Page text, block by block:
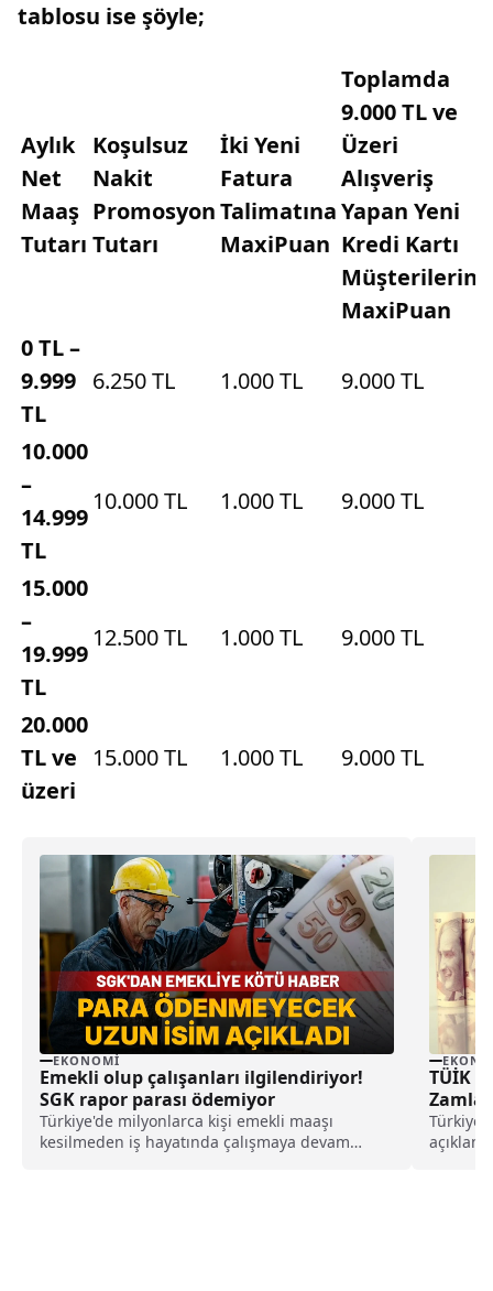
tablosu ise şöyle;
Aylık
Net
Maaş
Tutarı
Koşulsuz
Nakit
Promosyon
Tutarı
İki Yeni
Fatura
Talimatına
MaxiPuan
Toplamda
9.000 TL ve
Üzeri
Alışveriş
Yapan Yeni
Kredi Kartı
Müşterilerine
MaxiPuan
0 TL –
9.999
TL
6.250 TL 1.000 TL 9.000 TL
10.000
–
14.999
TL
10.000 TL 1.000 TL 9.000 TL
15.000
–
19.999
TL
12.500 TL 1.000 TL 9.000 TL
20.000
TL ve
üzeri
15.000 TL 1.000 TL 9.000 TL
EKONOMI
Emekli olup çalışanları ilgilendiriyor!
SGK rapor parası ödemiyor
Türkiye'de milyonlarca kişi emekli maaşı
kesilmeden iş hayatında çalışmaya devam
TÜİK
Türkiye